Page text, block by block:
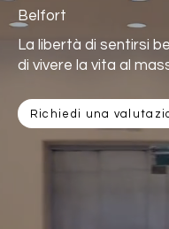
Belfort
La libertà di sentirsi
di vivere la vita al
Richiedi una